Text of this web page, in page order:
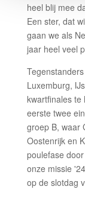
heel blij mee
Een ster, dat
gaan we als
jaar heel veel
Luxemburg,
kwartfinales te
eerste twee
groep B, waar
Oostenrijk en
poulefase
onze missie
op de slotdag